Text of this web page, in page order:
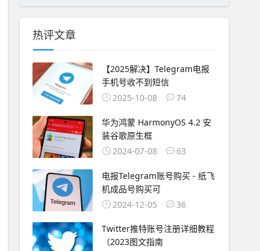
热评文章
【2025解决】Telegram电报
手机号收不到短信
2025-10-08
74
华为鸿蒙 HarmonyOS 4.2 安
装谷歌原生框
2024-07-08
63
电报Telegram账号购买 - 纸飞
机成品号购买可
2024-12-05
36
Twitter推特账号注册详细教程
（2023图文指南